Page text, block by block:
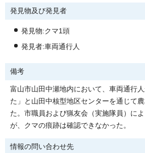
発見物及び発見者
発見物:クマ1頭
発見者:車両通行人
備考
富山市山田中瀬地内において、車両通行
た」と山田中核型地区センターを通じて
た。市職員および猟友会（実施隊員）に
が、クマの痕跡は確認できなかった。
情報の問い合わせ先